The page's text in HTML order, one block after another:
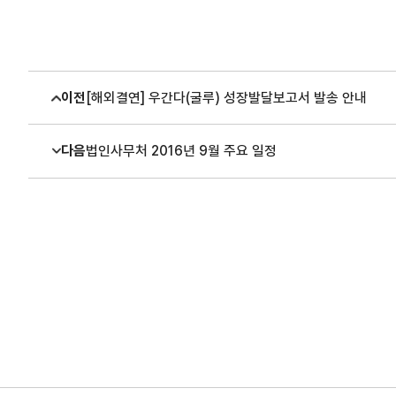
이전 [해외결연] 우간다(굴루) 성장발달보고서 발송 안내
다음법인사무처 2016년 9월 주요 일정